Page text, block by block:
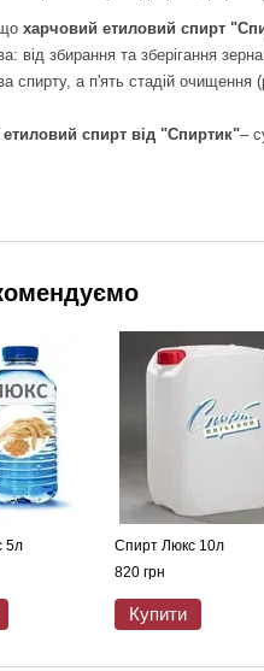
харчовий етиловий спирт
від збирання та зберігання
спирту, а п'ять стадій очищення
спирт від "Спиртик"–
5л
Спирт Люкс 10л
820 грн
Купити